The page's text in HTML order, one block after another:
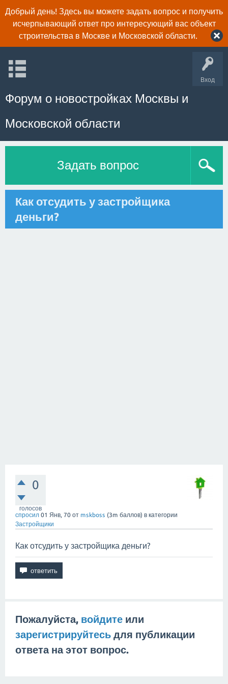
Добрый день! Здесь вы можете задать вопрос и получить
исчерпывающий ответ про интересующий вас объект
строительства в Москве и Московской области.
Вход
Форум о новостройках Москвы и
Московской области
Задать вопрос
Как отсудить у застройщика
деньги?
0
голосов
спросил 01 Янв, 70 от mskboss (3m баллов) в категории
Застройщики
Как отсудить у застройщика деньги?
Пожалуйста, войдите или
зарегистрируйтесь для публикации
ответа на этот вопрос.